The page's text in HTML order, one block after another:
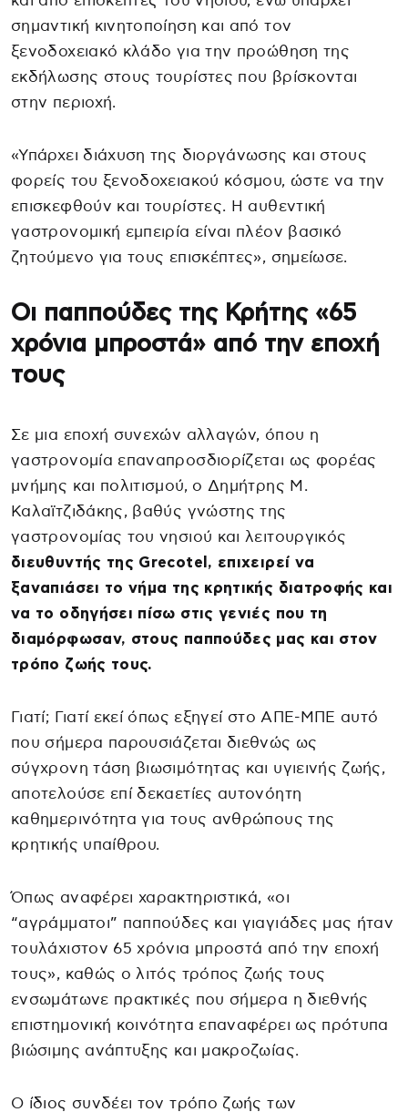
σημαντική κινητοποίηση και από τον
ξενοδοχειακό κλάδο για την προώθηση της
εκδήλωσης στους τουρίστες που βρίσκονται
στην περιοχή.
«Υπάρχει διάχυση της διοργάνωσης και στους
φορείς του ξενοδοχειακού κόσμου, ώστε να την
επισκεφθούν και τουρίστες. Η αυθεντική
γαστρονομική εμπειρία είναι πλέον βασικό
ζητούμενο για τους επισκέπτες», σημείωσε.
Οι παππούδες της Κρήτης «65
χρόνια μπροστά» από την εποχή
τους
Σε μια εποχή συνεχών αλλαγών, όπου η
γαστρονομία επαναπροσδιορίζεται ως φορέας
μνήμης και πολιτισμού, ο Δημήτρης Μ.
Καλαϊτζιδάκης, βαθύς γνώστης της
γαστρονομίας του νησιού και λειτουργικός
διευθυντής της Grecotel, επιχειρεί να
ξαναπιάσει το νήμα της κρητικής διατροφής και
να το οδηγήσει πίσω στις γενιές που τη
διαμόρφωσαν, στους παππούδες μας και στον
τρόπο ζωής τους.
Γιατί; Γιατί εκεί όπως εξηγεί στο ΑΠΕ-ΜΠΕ αυτό
που σήμερα παρουσιάζεται διεθνώς ως
σύγχρονη τάση βιωσιμότητας και υγιεινής ζωής,
αποτελούσε επί δεκαετίες αυτονόητη
καθημερινότητα για τους ανθρώπους της
κρητικής υπαίθρου.
Όπως αναφέρει χαρακτηριστικά, «οι
“αγράμματοι” παππούδες και γιαγιάδες μας ήταν
τουλάχιστον 65 χρόνια μπροστά από την εποχή
τους», καθώς ο λιτός τρόπος ζωής τους
ενσωμάτωνε πρακτικές που σήμερα η διεθνής
επιστημονική κοινότητα επαναφέρει ως πρότυπα
βιώσιμης ανάπτυξης και μακροζωίας.
Ο ίδιος συνδέει τον τρόπο ζωής των